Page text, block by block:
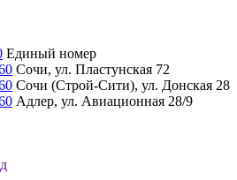
Единый номер
Сочи, ул. Пластунская 72
Сочи (Строй-Сити), ул. Донская 28
Адлер, ул. Авиационная 28/9